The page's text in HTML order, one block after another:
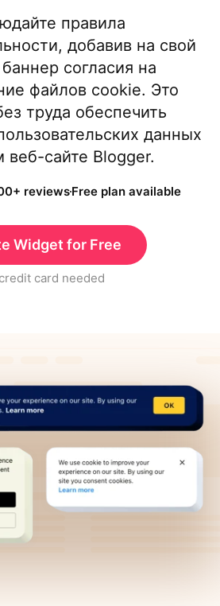
правила
добавив на свой
согласия на
файлов cookie. Это
труда обеспечить
данных
веб-сайте Blogger.
reviewsFree plan available
Widget for Free
card needed